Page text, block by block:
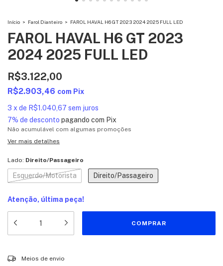
Início > Farol Dianteiro > FAROL HAVAL H6 GT 2023 2024 2025 FULL LED
FAROL HAVAL H6 GT 2023
2024 2025 FULL LED
R$3.122,00
R$2.903,46 com Pix
3 xde R$1.040,67 sem juros
7% de desconto pagando com Pix
Não acumulável com algumas promoções
Ver mais detalhes
Lado: Direito/Passageiro
Esquerdo/Motorista Direito/Passageiro
Atenção, última peça!
Entregas para o CEP:
Meios de envio